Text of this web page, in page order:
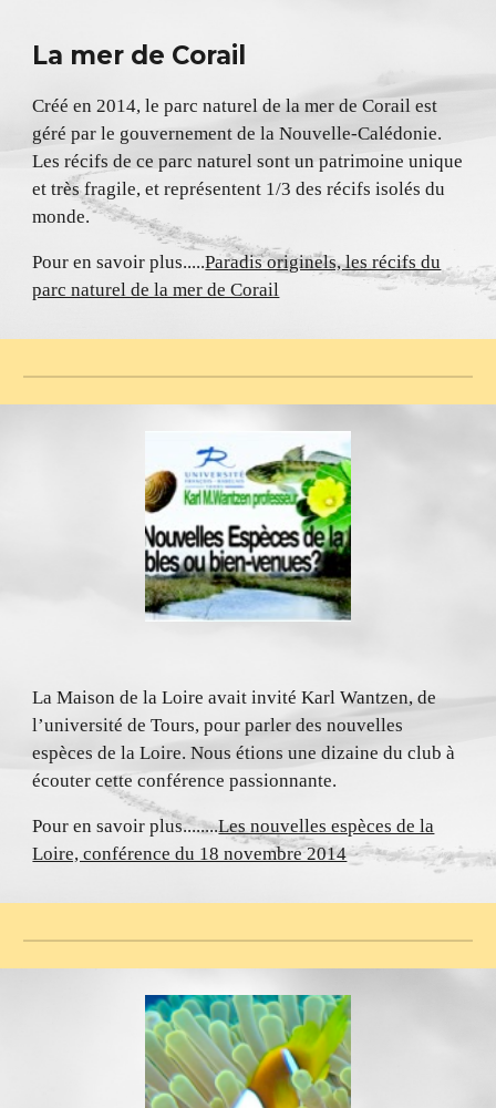
La mer de Corail
Créé en 2014, le parc naturel de la mer de Corail est
géré par le gouvernement de la Nouvelle-Calédonie.
Les récifs de ce parc naturel sont un patrimoine unique
et très fragile, et représentent 1/3 des récifs isolés du
monde.
Pour en savoir plus.....Paradis originels, les récifs du
parc naturel de la mer de Corail
La Maison de la Loire avait invité Karl Wantzen, de
l’université de Tours, pour parler des nouvelles
espèces de la Loire. Nous étions une dizaine du club à
écouter cette conférence passionnante.
Pour en savoir plus........Les nouvelles espèces de la
Loire, conférence du 18 novembre 2014